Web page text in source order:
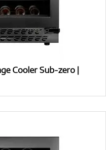
Cooler Sub-zero |